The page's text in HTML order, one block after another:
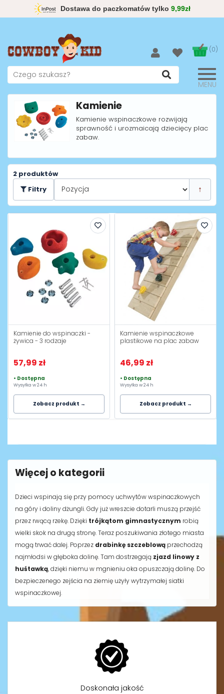
Dostawa do paczkomatów tylko 9,99zł
(0)
MENU
Kamienie
Kamienie wspinaczkowe rozwijają
sprawność i urozmaicają dziecięcy plac
zabaw.
2 produktów
Filtry
Kamienie do wspinaczki -
żywica - 3 rodzaje
57,99 zł
• Dostępna
Wysyłka w 24 h
Zobacz produkt →
Kamienie wspinaczkowe
plastikowe na plac zabaw
46,99 zł
• Dostępna
Wysyłka w 24 h
Zobacz produkt →
Więcej o kategorii
Dzieci wspinają się przy pomocy uchwytów wspinaczkowych
na góry i doliny dżungli. Gdy już wreszcie dotarli muszą przejść
przez rwącą rzekę. Dzięki trójkątom gimnastycznym robią
wielki skok na drugą stronę. Teraz poszukiwania złotego miasta
mogą trwać dalej. Poprzez drabinkę szczeblową przechodzą
najmłodsi w głęboka dolinę. Tam dostrzegają zjazd linowy z
huśtawką, dzięki niemu w mgnieniu oka opuszczają dolinę. Do
bezpieczenego zejścia na ziemię użyły wytrzymałej siatki
wspinaczkowej.
Doskonała jakość